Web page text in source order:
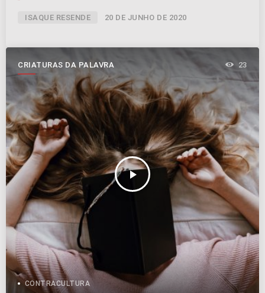
ISAQUE RESENDE 20 DE JUNHO DE 2020
CRIATURAS DA PALAVRA
play_arrow
23
CONTRACULTURA